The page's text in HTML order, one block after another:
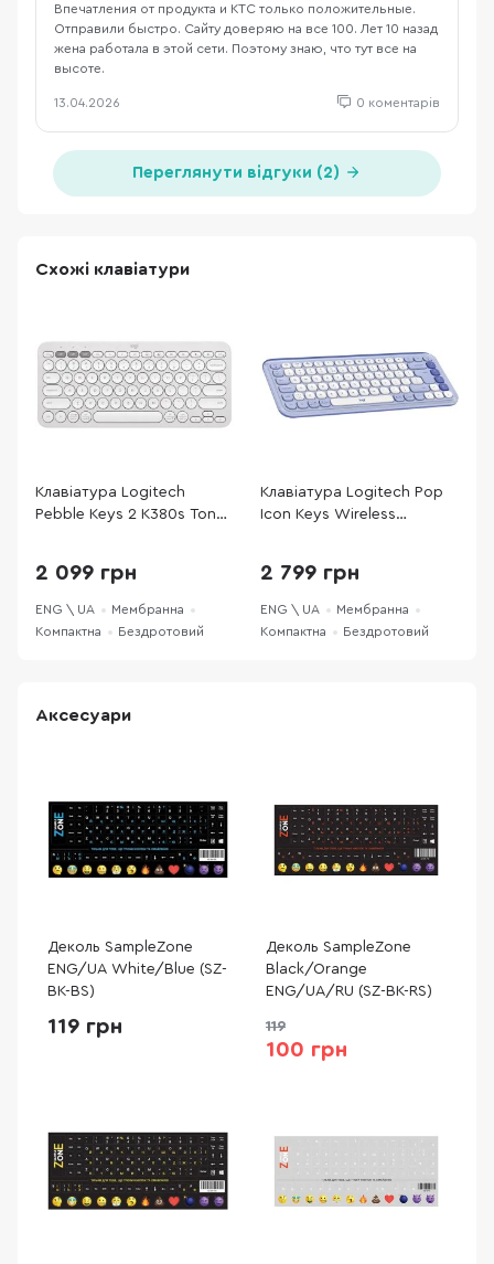
Впечатления от продукта и КТС только положительные.
Отправили быстро. Сайту доверяю на все 100. Лет 10 назад
жена работала в этой сети. Поэтому знаю, что тут все на
высоте.
13.04.2026 0 коментарів
Переглянути відгуки (2)
Схожі клавіатури
Клавіатура Logitech
Pebble Keys 2 K380s Tonal
2 099 грн
ENG \ UA
Мембранна
Компактна
Бездротовий
Клавіатура Logitech Pop
Icon Keys Wireless
2 799 грн
ENG \ UA
Мембранна
Компактна
Бездротовий
Аксесуари
Деколь SampleZone
ENG/UA White/Blue (SZ-
BK-BS)
119 грн
Деколь SampleZone
Black/Orange
ENG/UA/RU (SZ-BK-RS)
119
100 грн